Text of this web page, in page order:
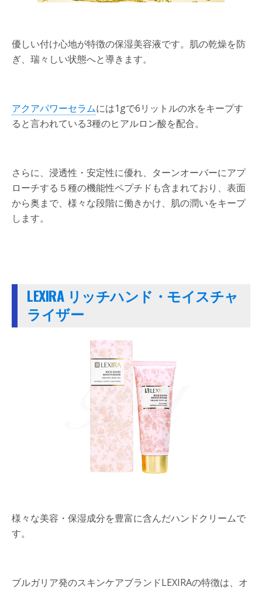
優しい付け心地が特徴の保湿美容液です。肌の乾燥を防
ぎ、瑞々しい状態へと導きます。
アクアパワーセラムには1gで6リットルの水をキープす
ると言われている3種のヒアルロン酸を配合。
さらに、浸透性・安定性に優れ、ターンオーバーにアプ
ローチする５種の機能性ペプチドも含まれており、表面
から奥まで、様々な段階に働きかけ、肌の潤いをキープ
します。
LEXIRA リッチハンド・モイスチャ
ライザー
様々な美容・保湿成分を豊富に含んだハンドクリームで
す。
ブルガリア発のスキンケアブランドLEXIRAの特徴は、オ